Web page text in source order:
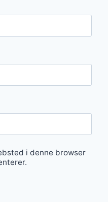
i denne browser